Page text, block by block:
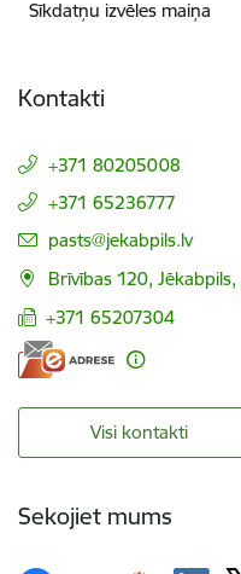
Sīkdatņu izvēles maiņa
Kontakti
+371 80205008
+371 65236777
E-pasts:
pasts@jekabpils.lv
Brīvības 120,
+371 65207304
Visi kontakti
Sekojiet mums